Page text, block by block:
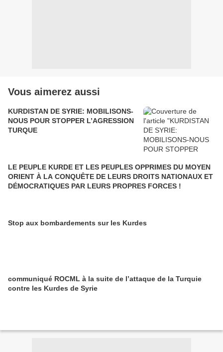
Vous aimerez aussi
KURDISTAN DE SYRIE: MOBILISONS-
NOUS POUR STOPPER L’AGRESSION
TURQUE
LE PEUPLE KURDE ET LES PEUPLES OPPRIMES DU MOYEN
ORIENT À LA CONQUÊTE DE LEURS DROITS NATIONAUX ET
DÉMOCRATIQUES PAR LEURS PROPRES FORCES !
Stop aux bombardements sur les Kurdes
communiqué ROCML à la suite de l’attaque de la Turquie
contre les Kurdes de Syrie